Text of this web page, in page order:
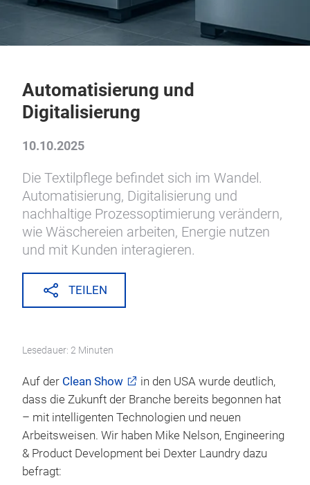
Automatisierung und
Digitalisierung
10.10.2025
Die Textilpflege befindet sich im Wandel.
Automatisierung, Digitalisierung und
nachhaltige Prozessoptimierung verändern,
wie Wäschereien arbeiten, Energie nutzen
und mit Kunden interagieren.
TEILEN
Lesedauer: 2 Minuten
Auf der Clean Show
in den USA wurde deutlich,
dass die Zukunft der Branche bereits begonnen hat
– mit intelligenten Technologien und neuen
Arbeitsweisen. Wir haben Mike Nelson, Engineering
& Product Development bei Dexter Laundry dazu
befragt: